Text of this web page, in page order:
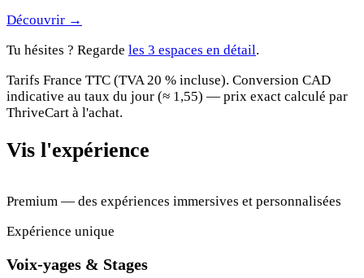
Découvrir →
Tu hésites ? Regarde les 3 espaces en détail.
Tarifs France TTC (TVA 20 % incluse). Conversion CAD
indicative au taux du jour (≈ 1,55) — prix exact calculé par
ThriveCart à l'achat.
Vis l'expérience
Premium — des expériences immersives et personnalisées
Expérience unique
Voix-yages & Stages